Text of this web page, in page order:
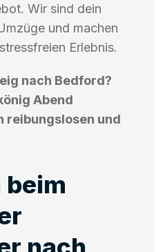
Wir sind dein
und machen
Erlebnis.
nach Bedford?
Abend
reibungslosen und
beim